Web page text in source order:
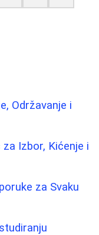
Održavanje i
Izbor, Kićenje i
za Svaku